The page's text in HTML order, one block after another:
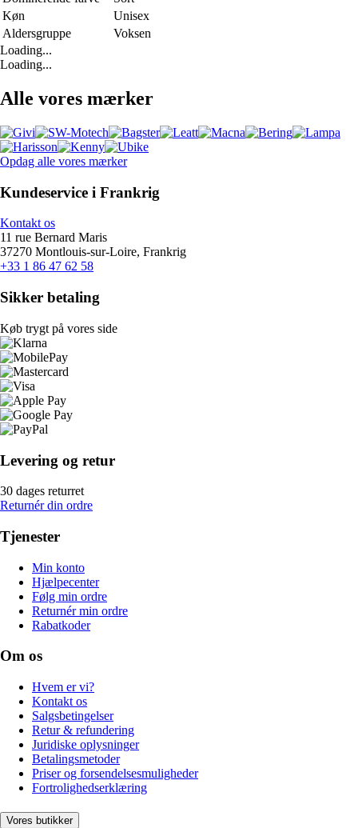
Køn
Unisex
Aldersgruppe
Voksen
Loading...
Loading...
Alle vores mærker
Opdag alle vores mærker
Kundeservice i Frankrig
Kontakt os
11 rue Bernard Maris
37270 Montlouis-sur-Loire, Frankrig
+33 1 86 47 62 58
Sikker betaling
Køb trygt på vores side
Levering og retur
30 dages returret
Returnér din ordre
Tjenester
Min konto
Hjælpecenter
Følg min ordre
Returnér min ordre
Rabatkoder
Om os
Hvem er vi?
Kontakt os
Salgsbetingelser
Retur & refundering
Juridiske oplysninger
Betalingsmetoder
Priser og forsendelsesmuligheder
Fortrolighedserklæring
Vores butikker